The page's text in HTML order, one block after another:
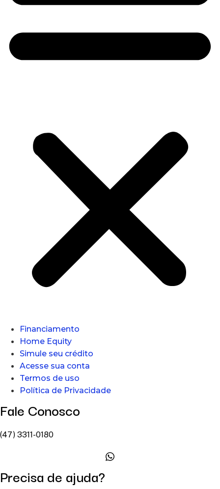
Financiamento
Home Equity
Simule seu crédito
Acesse sua conta
Termos de uso
Política de Privacidade
Fale Conosco
(47) 3311-0180
Precisa de ajuda?